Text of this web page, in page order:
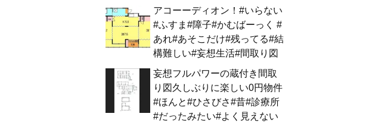
アコーーディオン！#いらない
#ふすま#障子#かむばーっく #
あれ#あそこだけ#残ってる#結
構難しい#妄想生活#間取り図
妄想フルパワーの蔵付き間取
り図久しぶりに楽しい0円物件
#ほんと#ひさびさ#昔#診療所
#だったみたい#よく見えない